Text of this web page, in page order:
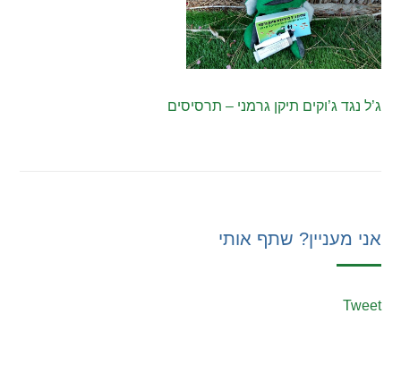
ג’ל נגד ג’וקים תיקן גרמני – תרסיסים
אני מעניין? שתף אותי
Tweet